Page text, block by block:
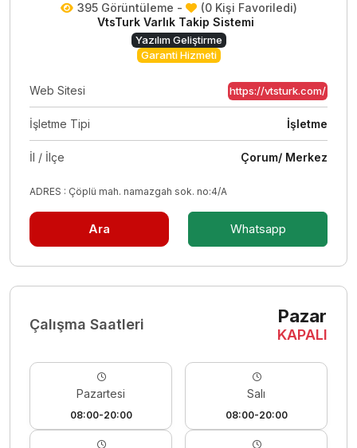
395 Görüntüleme -
(0 Kişi Favoriledi)
VtsTurk Varlık Takip Sistemi
Yazılım Geliştirme
Garanti Hizmeti
Web Sitesi https://vtsturk.com/
İşletme Tipi İşletme
İl / İlçe Çorum/ Merkez
ADRES : Çöplü mah. namazgah sok. no:4/A
Ara Whatsapp
Çalışma Saatleri Pazar
KAPALI
Pazartesi
08:00-20:00
Salı
08:00-20:00